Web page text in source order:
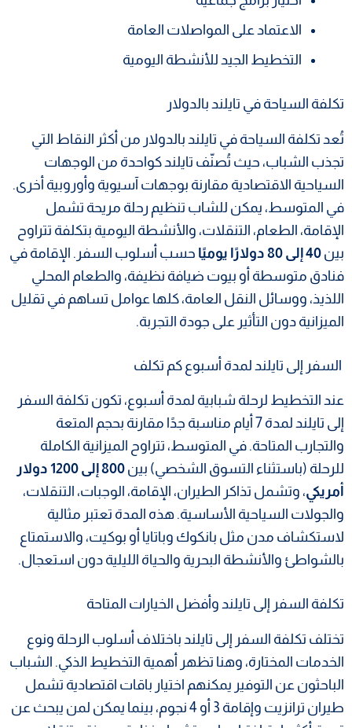
الاعتماد على المواصلات العامة
التخطيط الجيد للأنشطة اليومية
تكلفة السياحة في تايلند بالدولار
تُعد تكلفة السياحة في تايلند بالدولار من أكثر النقاط التي
تجذب الشباب، حيث تُصنّف تايلند كواحدة من الوجهات
السياحية الاقتصادية مقارنة بوجهات آسيوية وأوروبية أخرى.
في المتوسط، يمكن للشاب تنظيم رحلة مريحة تشمل
الإقامة، الطعام، التنقلات، والأنشطة اليومية بتكلفة تتراوح
بين 40 إلى 80 دولارًا يوميًا
حسب أسلوب السفر. الإقامة في
فنادق متوسطة أو بيوت ضيافة نظيفة، والطعام المحلي
اللذيذ، ووسائل النقل العامة، كلها عوامل تساهم في تقليل
الميزانية دون التأثير على جودة التجربة.
السفر إلى تايلند لمدة أسبوع كم تكلف
عند التخطيط لرحلة شبابية لمدة أسبوع، تكون تكلفة السفر
إلى تايلند لمدة 7 أيام مناسبة جدًا مقارنة بحجم المتعة
والتجارب المتاحة. في المتوسط، تتراوح الميزانية الكاملة
للرحلة (باستثناء التسوق الشخصي) بين
800 إلى 1200 دولار
أمريكي، وتشمل تذاكر الطيران، الإقامة، الوجبات، التنقلات،
والجولات السياحية الأساسية. هذه المدة تعتبر مثالية
لاستكشاف مدن مثل بانكوك وباتايا أو بوكيت، والاستمتاع
بالشواطئ والأنشطة البحرية والحياة الليلية دون استعجال.
تكلفة السفر إلى تايلند وأفضل الخيارات المتاحة
تختلف تكلفة السفر إلى تايلند باختلاف أسلوب الرحلة ونوع
الخدمات المختارة، وهنا تظهر أهمية التخطيط الذكي. الشباب
الباحثون عن التوفير يمكنهم اختيار باقات اقتصادية تشمل
طيران ترانزيت وإقامة 3 أو 4 نجوم، بينما يمكن لمن يبحث عن